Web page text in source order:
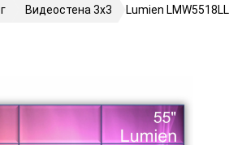
Видеостена 3х3 Lumien LMW5518LL